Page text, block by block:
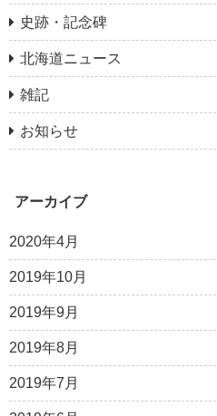
史跡・記念碑
北海道ニュース
雑記
お知らせ
アーカイブ
2020年4月
2019年10月
2019年9月
2019年8月
2019年7月